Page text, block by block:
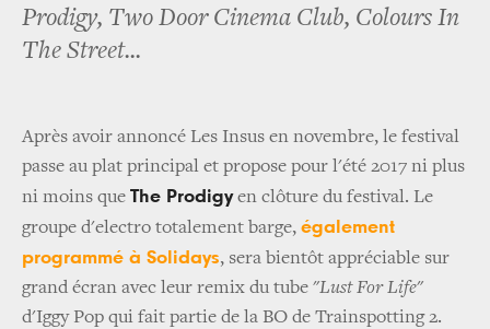
Prodigy, Two Door Cinema Club, Colours In
The Street...
Après avoir annoncé Les Insus en novembre, le festival
passe au plat principal et propose pour l'été 2017 ni plus
ni moins que The Prodigyen clôture du festival. Le
groupe d'electro totalement barge, également
programmé à Solidays, sera bientôt appréciable sur
grand écran avec leur remix du tube "Lust For Life"
d'Iggy Pop qui fait partie de la BO de Trainspotting 2.